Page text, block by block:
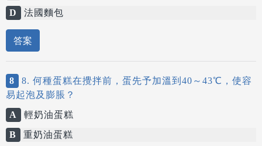
D
法國麵包
答案
8
8. 何種蛋糕在攪拌前，蛋先予加溫到40～43℃，使容
易起泡及膨脹？
A
輕奶油蛋糕
B
重奶油蛋糕